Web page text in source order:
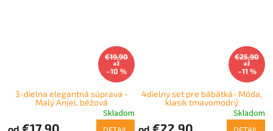
€19,90
až
–10 %
3-dielna elegantná súprava -
Malý Anjel, béžová
Skladom
€25,90
až
–11 %
4dielny set pre bábätká- Móda,
klasik tmavomodrý
Skladom